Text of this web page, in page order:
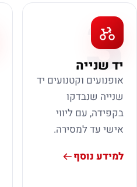
3
יד שנייה
אופנועים וקטנועים יד
שנייה שנבדקו
בקפידה, עם ליווי
אישי עד למסירה.
למידע נוסף